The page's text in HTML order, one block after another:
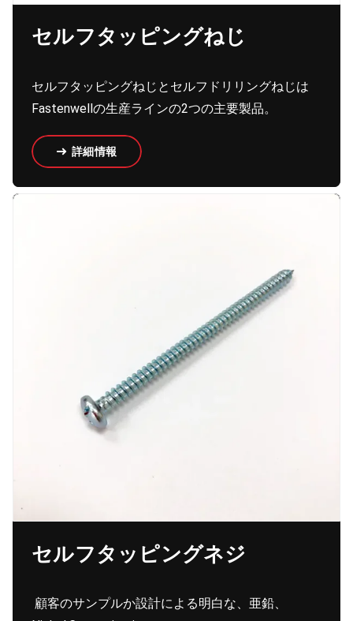
セルフタッピングねじ
セルフタッピングねじとセルフドリリングねじは
Fastenwellの生産ラインの2つの主要製品。
詳細情報
セルフタッピングネジ
顧客のサンプルか設計による明白な、亜鉛、